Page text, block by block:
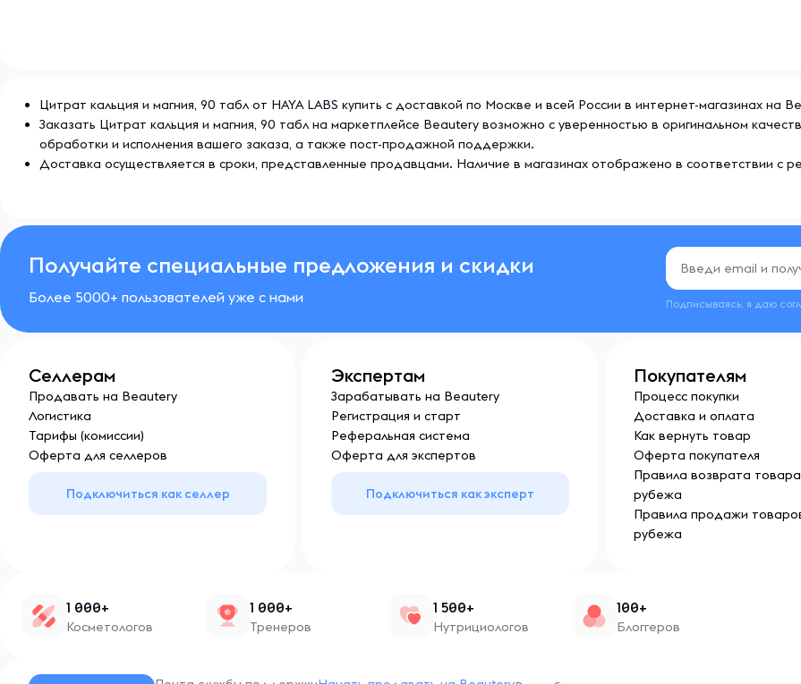
Цитрат кальция и магния, 90 табл от HAYA LABS купить с доставкой по Москве и всей России в интернет-магазинах на
Заказать Цитрат кальция и магния, 90 табл на маркетплейсе Beautery возможно с уверенностью в оригинальном
обработки и исполнения вашего заказа, а также пост-продажной поддержки.
Доставка осуществляется в сроки, представленные продавцами. Наличие в магазинах отображено в соответствии с
Получайте специальные предложения и скидки
Более 5000+ пользователей уже с нами Подписываясь, я даю
Селлерам
Продавать на Beautery
Логистика
Тарифы (комиссии)
Оферта для селлеров
Подключиться как селлер
Экспертам
Зарабатывать на Beautery
Регистрация и старт
Реферальная система
Оферта для экспертов
Подключиться как эксперт
Покупателям
Процесс покупки
Доставка и оплата
Как вернуть товар
Оферта покупателя
Правила возврата
рубежа
Правила продажи
рубежа
1 000+
Косметологов
1 000+
Тренеров
1 500+
Нутрициологов
100+
Блоггеров